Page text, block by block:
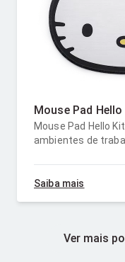
Mouse Pad
Mouse Pad Hello
ambientes de
ou no escritório, a
executar suas
acabamento em
Saiba mais
Ver mais